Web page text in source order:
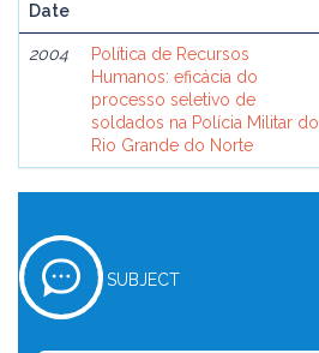
Date
2004
Política de Recursos
Humanos: eficácia do
processo seletivo de
soldados na Polícia Militar do
Rio Grande do Norte
SUBJECT